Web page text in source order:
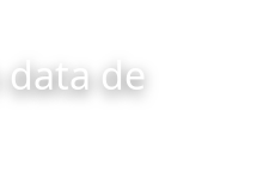
data de